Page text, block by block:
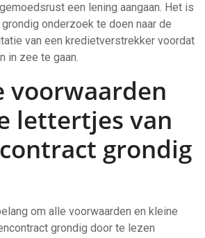
een lening aangaan. Het is
onderzoek te doen naar de
van een kredietverstrekker voordat
in zee te gaan.
voorwaarden
lettertjes van
grondig
om alle voorwaarden en kleine
grondig door te lezen